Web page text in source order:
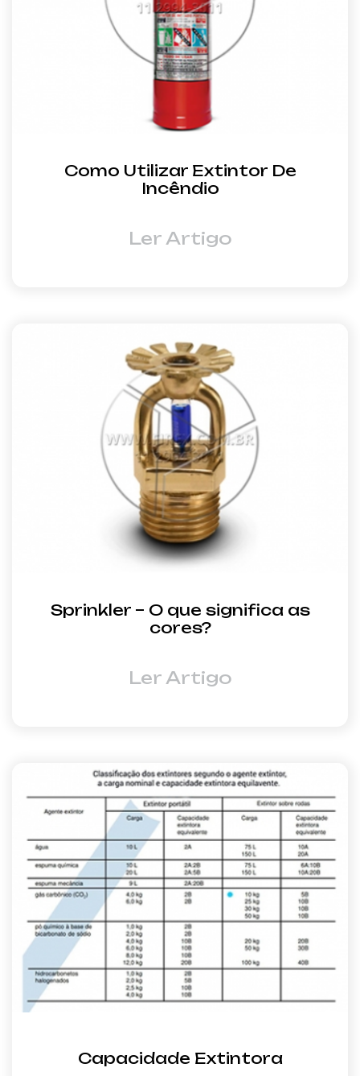
Como Utilizar Extintor De
Incêndio
Ler Artigo
Sprinkler – O que significa as
cores?
Ler Artigo
Capacidade Extintora